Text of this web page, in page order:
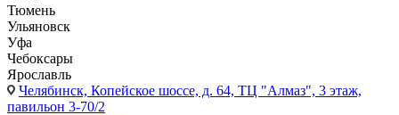
Тюмень
Ульяновск
Уфа
Чебоксары
Ярославль
Челябинск, Копейское шоссе, д. 64, ТЦ "Алмаз", 3 этаж,
павильон 3-70/2